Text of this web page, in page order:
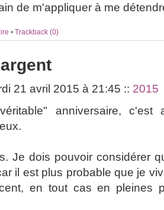
de m'appliquer à me
• Trackback (0)
21 avril 2015 à 21:45 :: 2015
anniversaire, c'est
Je dois pouvoir considérer
il est plus probable que je
en tout cas en pleines